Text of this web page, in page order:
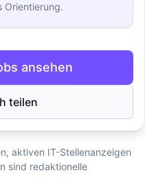
Orientierung.
ansehen
teilen
aktiven IT-Stellenanzeigen
sind redaktionelle